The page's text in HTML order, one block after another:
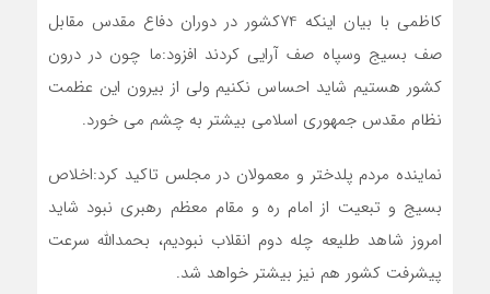
کاظمی با بیان اینکه 74کشور در دوران دفاع مقدس مقابل
صف بسیج وسپاه صف آرایی کردند افزود:ما چون در درون
کشور هستیم شاید احساس نکنیم ولی از بیرون این عظمت
نظام مقدس جمهوری اسلامی بیشتر به چشم می خورد.
نماینده مردم پلدختر و معمولان در مجلس تاکید کرد:اخلاص
بسیج و تبعیت از امام ره و مقام معظم رهبری نبود شاید
امروز شاهد طلیعه چله دوم انقلاب نبودیم، بحمدالله سرعت
پیشرفت کشور هم نیز بیشتر خواهد شد.